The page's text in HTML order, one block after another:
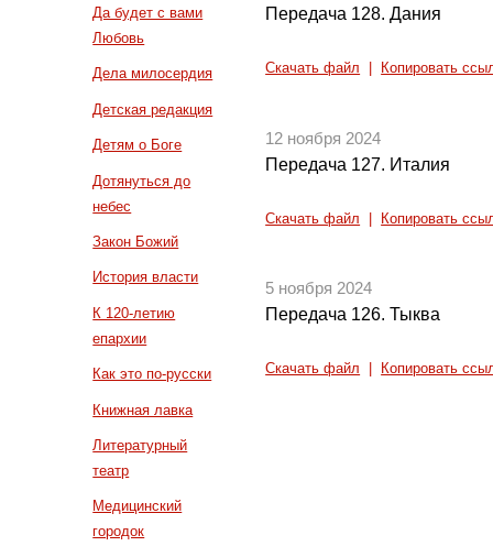
Да будет с вами
Любовь
Дела милосердия
Детская редакция
Детям о Боге
Дотянуться до
небес
Закон Божий
История власти
К 120-летию
епархии
Как это по-русски
Книжная лавка
Литературный
театр
Медицинский
городок
Передача 128. Дания
Скачать файл Копировать
12 ноября 2024
Передача 127. Италия
Скачать файл Копировать
5 ноября 2024
Передача 126. Тыква
Скачать файл Копировать